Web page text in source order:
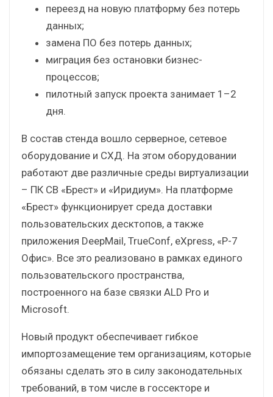
переезд на новую платформу без потерь
данных;
замена ПО без потерь данных;
миграция без остановки бизнес-
процессов;
пилотный запуск проекта занимает 1–2
дня.
В состав стенда вошло серверное, сетевое
оборудование и СХД. На этом оборудовании
работают две различные среды виртуализации
– ПК СВ «Брест» и «Иридиум». На платформе
«Брест» функционирует среда доставки
пользовательских десктопов, а также
приложения DeepMail, TrueConf, eXpress, «Р-7
Офис». Все это реализовано в рамках единого
пользовательского пространства,
построенного на базе связки ALD Pro и
Microsoft.
Новый продукт обеспечивает гибкое
импортозамещение тем организациям, которые
обязаны сделать это в силу законодательных
требований, в том числе в госсекторе и